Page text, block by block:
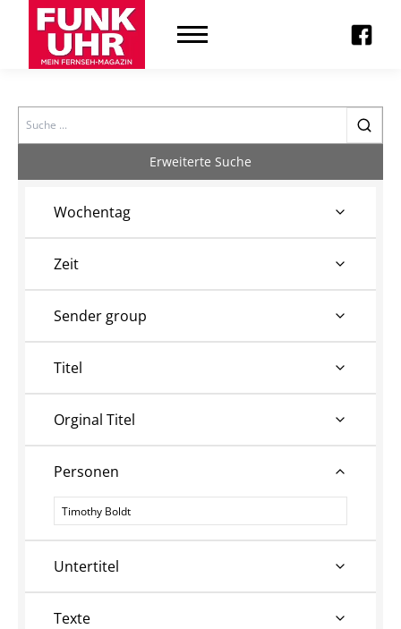
Search
Erweiterte Suche
Wochentag
Zeit
Sender group
Titel
Orginal Titel
Personen
Personen
Untertitel
Texte